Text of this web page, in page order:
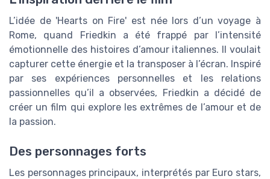
L’idée de 'Hearts on Fire' est née lors d’un voyage à
Rome, quand Friedkin a été frappé par l’intensité
émotionnelle des histoires d’amour italiennes. Il voulait
capturer cette énergie et la transposer à l’écran. Inspiré
par ses expériences personnelles et les relations
passionnelles qu’il a observées, Friedkin a décidé de
créer un film qui explore les extrêmes de l’amour et de
la passion.
Des personnages forts
Les personnages principaux, interprétés par Euro stars,